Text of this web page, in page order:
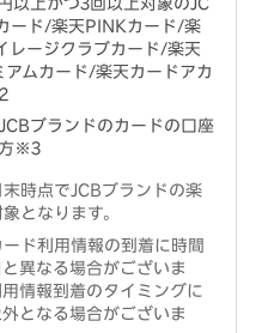
以上かつ3回以上対象のJC
ード/楽天PINKカード/楽
レージクラブカード/楽天
ムカード/楽天カードアカ
ブランドのカードの口座
方※3
時点でJCBブランドの楽
となります。
ド利用情報の到着に時間
異なる場合がございま
情報到着のタイミングに
となる場合がございま